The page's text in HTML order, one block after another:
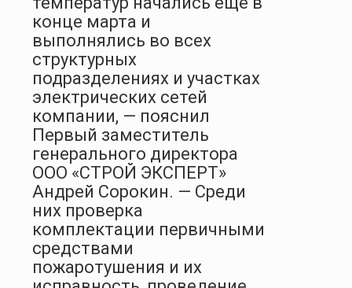
конце марта и
выполнялись во всех
структурных
подразделениях и участках
электрических сетей
компании, — пояснил
Первый заместитель
генерального директора
ООО «СТРОЙ ЭКСПЕРТ»
Андрей Сорокин. — Среди
них проверка
комплектации первичными
средствами
пожаротушения и их